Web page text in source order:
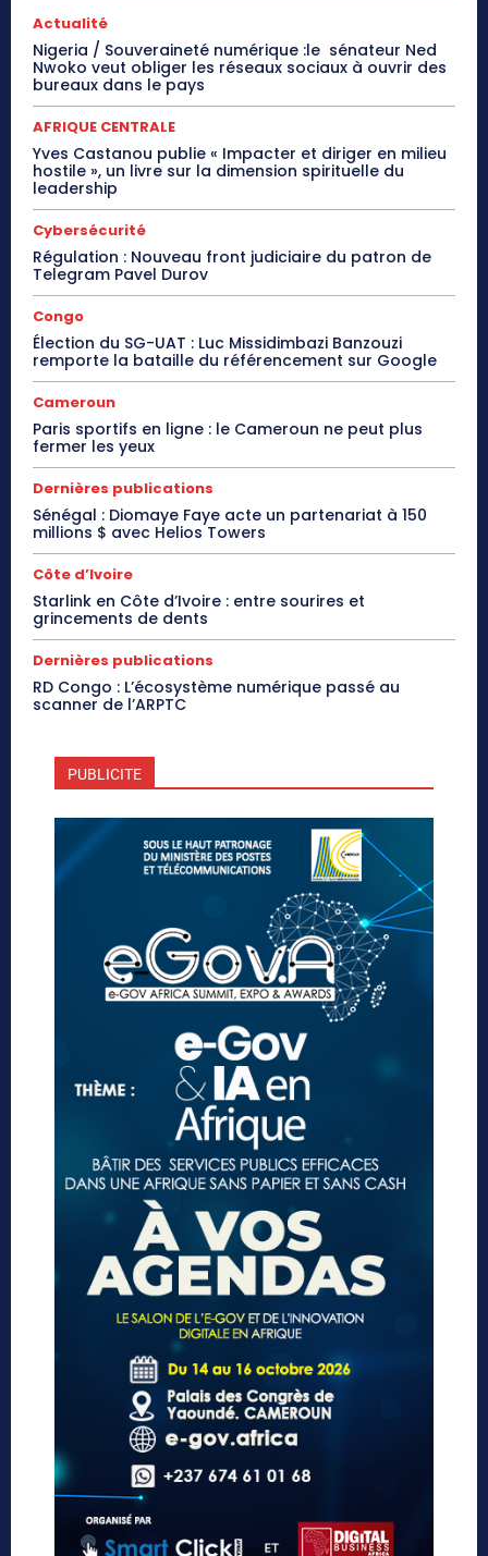
Actualité
Nigeria / Souveraineté numérique :le sénateur Ned
Nwoko veut obliger les réseaux sociaux à ouvrir des
bureaux dans le pays
AFRIQUE CENTRALE
Yves Castanou publie « Impacter et diriger en milieu
hostile », un livre sur la dimension spirituelle du
leadership
Cybersécurité
Régulation : Nouveau front judiciaire du patron de
Telegram Pavel Durov
Congo
Élection du SG-UAT : Luc Missidimbazi Banzouzi
remporte la bataille du référencement sur Google
Cameroun
Paris sportifs en ligne : le Cameroun ne peut plus
fermer les yeux
Dernières publications
Sénégal : Diomaye Faye acte un partenariat à 150
millions $ avec Helios Towers
Côte d’Ivoire
Starlink en Côte d’Ivoire : entre sourires et
grincements de dents
Dernières publications
RD Congo : L’écosystème numérique passé au
scanner de l’ARPTC
PUBLICITE